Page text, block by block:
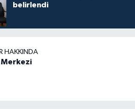
belirlendi
HAKKINDA
Merkezi